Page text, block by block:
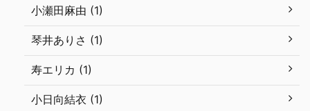
小瀬田麻由 (1)
琴井ありさ (1)
寿エリカ (1)
小日向結衣 (1)